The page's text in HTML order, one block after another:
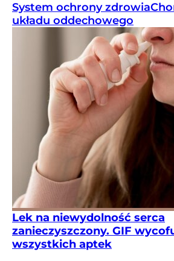
System ochrony zdrowia
układu oddechowego
Lek na niewydolność serca
zanieczyszczony. GIF
wszystkich aptek